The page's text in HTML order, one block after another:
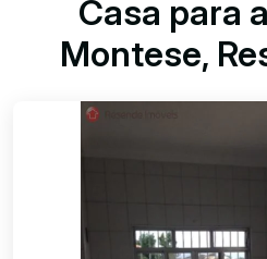
Casa para
Montese,